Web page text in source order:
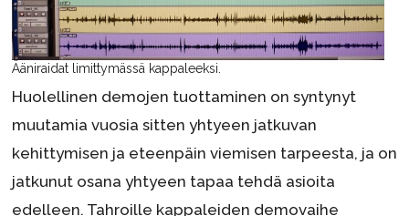
Ääniraidat limittymässä kappaleeksi.
Huolellinen demojen tuottaminen on syntynyt
muutamia vuosia sitten yhtyeen jatkuvan
kehittymisen ja eteenpäin viemisen tarpeesta, ja on
jatkunut osana yhtyeen tapaa tehdä asioita
edelleen. Tahroille kappaleiden demovaihe